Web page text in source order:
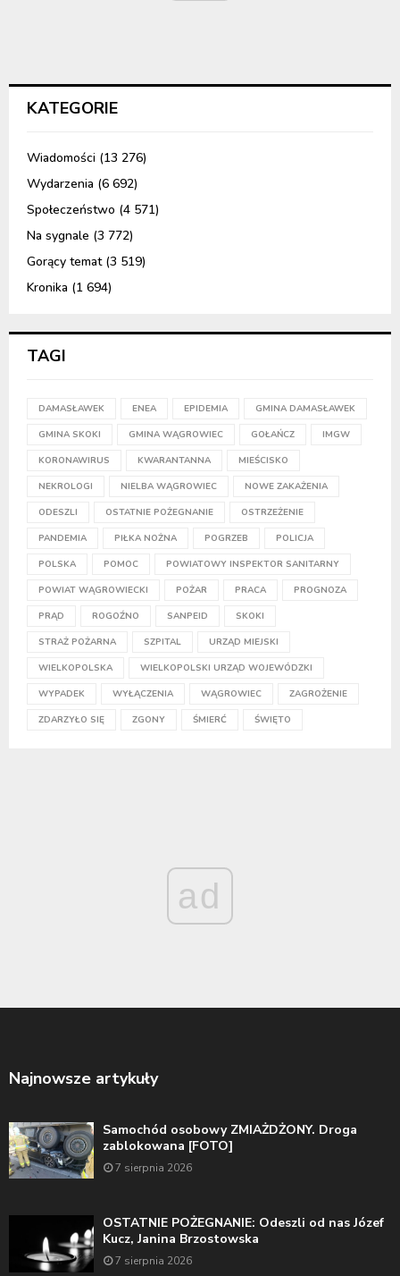
KATEGORIE
Wiadomości (13 276)
Wydarzenia (6 692)
Społeczeństwo (4 571)
Na sygnale (3 772)
Gorący temat(3 519)
Kronika (1 694)
TAGI
DAMASŁAWEK ENEA EPIDEMIA GMINA DAMASŁAWEK
GMINA SKOKI GMINA WĄGROWIEC GOŁAŃCZ IMGW
KORONAWIRUS KWARANTANNA MIEŚCISKO
NEKROLOGI NIELBA WĄGROWIEC NOWE ZAKAŻENIA
ODESZLI OSTATNIE POŻEGNANIE OSTRZEŻENIE
PANDEMIA PIŁKA NOŻNA POGRZEB POLICJA
POLSKA POMOC POWIATOWY INSPEKTOR SANITARNY
POWIAT WĄGROWIECKI POŻAR PRACA PROGNOZA
PRĄD ROGOŹNO SANPEID SKOKI
STRAŻ POŻARNA SZPITAL URZĄD MIEJSKI
WIELKOPOLSKA WIELKOPOLSKI URZĄD WOJEWÓDZKI
WYPADEK WYŁĄCZENIA WĄGROWIEC ZAGROŻENIE
ZDARZYŁO SIĘ ZGONY ŚMIERĆ ŚWIĘTO
ad
Najnowsze artykuły
Samochód osobowy ZMIAŻDŻONY. Droga
zablokowana [FOTO]
7 sierpnia 2026
OSTATNIE POŻEGNANIE: Odeszli od nas Józef
Kucz, Janina Brzostowska
7 sierpnia 2026